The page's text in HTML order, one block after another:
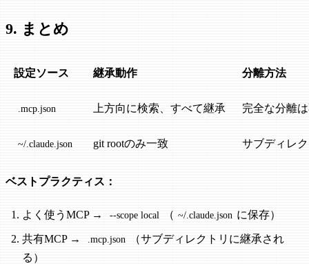
9. まとめ
設定ソース 継承動作 分離方法
.mcp.json 上方向に検索、すべて継承 完全な分離
~/.claude.json git rootのみ一致 サブディレ
ベストプラクティス：
よく使うMCP → --scope local （ ~/.claude.json に保存）
共有MCP → .mcp.json
（サブディレクトリに継承され
る）